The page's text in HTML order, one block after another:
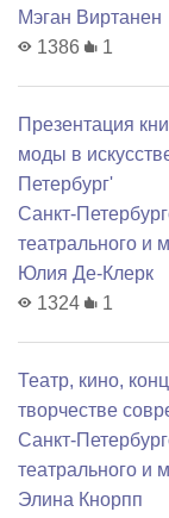
Мэган Виртанен
1386
1
Презентация
моды в
Петербург'
Санкт-
театрального и
Юлия Де-Клерк
1324
1
Театр, кино,
творчестве
Санкт-
театрального и
Элина Кнорпп